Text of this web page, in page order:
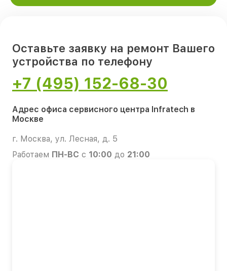
Оставьте заявку на ремонт Вашего
устройства по телефону
+7 (495) 152-68-30
Адрес офиса сервисного центра Infratech в
Москве
г. Москва, ул. Лесная, д. 5
Работаем ПН-ВС с 10:00 до 21:00